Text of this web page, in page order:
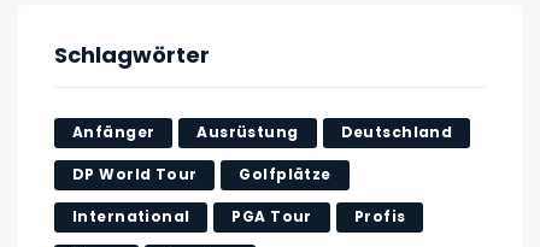
Schlagwörter
Anfänger Ausrüstung Deutschland
DP World Tour Golfplätze
International PGA Tour Profis